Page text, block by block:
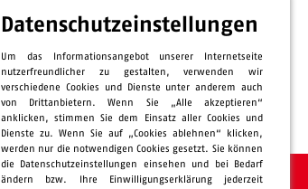
Datenschutzeinstellungen
Um das Informationsangebot unserer Internetseite
nutzerfreundlicher zu gestalten, verwenden wir
verschiedene Cookies und Dienste unter anderem auch
von Drittanbietern. Wenn Sie „Alle akzeptieren“
anklicken, stimmen Sie dem Einsatz aller Cookies und
Dienste zu. Wenn Sie auf „Cookies ablehnen“ klicken,
werden nur die notwendigen Cookies gesetzt. Sie können
die Datenschutzeinstellungen einsehen und bei Bedarf
ändern bzw. Ihre Einwilligungserklärung jederzeit